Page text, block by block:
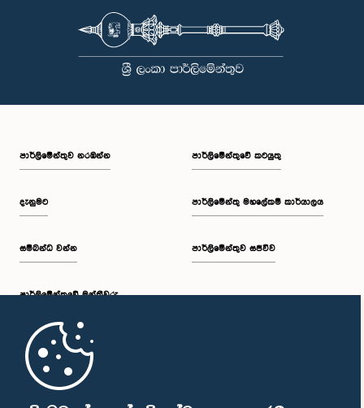
පාර්ලි‌මේන්තුව නරඹන්න
දැනුමට
සම්බන්ධ වන්න
පාර්ලි‌මේන්තුවේ මන්ත්‍රීවරු
මුල් පිටුව
පාර්ලිමේන්තුවේ කටයුතු
පාර්ලිමේන්තු මහලේකම් කාර්යාලය
පාර්ලිමේන්තුව සජීවීව